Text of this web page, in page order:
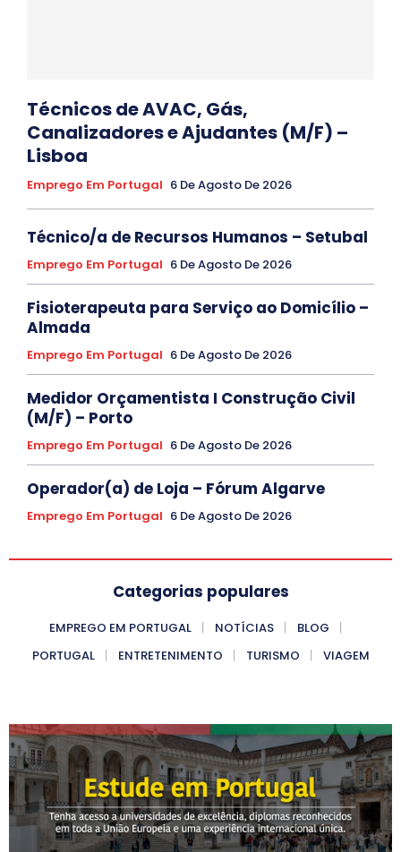
Técnicos de AVAC, Gás,
Canalizadores e Ajudantes (M/F) –
Lisboa
Emprego Em Portugal 6 De Agosto De 2026
Técnico/a de Recursos Humanos – Setubal
Emprego Em Portugal 6 De Agosto De 2026
Fisioterapeuta para Serviço ao Domicílio –
Almada
Emprego Em Portugal 6 De Agosto De 2026
Medidor Orçamentista I Construção Civil
(M/F) – Porto
Emprego Em Portugal 6 De Agosto De 2026
Operador(a) de Loja – Fórum Algarve
Emprego Em Portugal 6 De Agosto De 2026
Categorias populares
EMPREGO EM PORTUGAL NOTÍCIAS
BLOG
PORTUGAL
ENTRETENIMENTO TURISMO VIAGEM